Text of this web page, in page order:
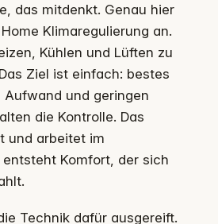
das mitdenkt. Genau hier
Klimaregulierung an.
Kühlen und Lüften zu
Ziel ist einfach: bestes
Aufwand und geringen
die Kontrolle. Das
und arbeitet im
entsteht Komfort, der sich
Technik dafür ausgereift.